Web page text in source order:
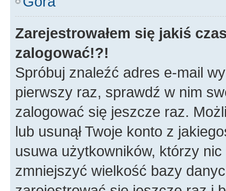
Zarejestrowałem się jakiś
zalogować!?!
Spróbuj znaleźć adres e-mail
pierwszy raz, sprawdź w nim
zalogować się jeszcze raz.
lub usunął Twoje konto z
usuwa użytkowników, którzy
zmniejszyć wielkość bazy